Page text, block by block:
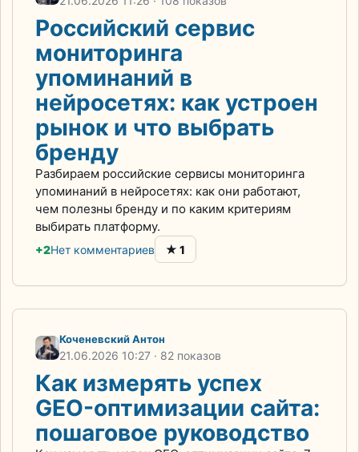
Российский сервис
мониторинга
упоминаний в
нейросетях: как устроен
рынок и что выбрать
бренду
Разбираем российские сервисы мониторинга
упоминаний в нейросетях: как они работают,
чем полезны бренду и по каким критериям
выбирать платформу.
+2Нет комментариев ★ 1
Коченевский Антон
21.06.2026 10:27 · 82 показов
Как измерять успех
GEO-оптимизации сайта:
пошаговое руководство